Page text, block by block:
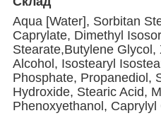
Aqua [Water], Sorbitan
Caprylate, Dimethyl
Stearate,Butylene Glycol,
Alcohol, Isostearyl
Phosphate, Propanediol,
Hydroxide, Stearic Acid,
Phenoxyethanol, Caprylyl